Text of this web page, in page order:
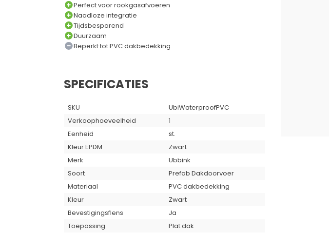
Perfect voor rookgasafvoeren
Naadloze integratie
Tijdsbesparend
Duurzaam
Beperkt tot PVC dakbedekking
SPECIFICATIES
SKU
UbiWaterproofPVC
Verkoophoeveelheid
1
Eenheid
st.
Kleur EPDM
Zwart
Merk
Ubbink
Soort
Prefab Dakdoorvoer
Materiaal
PVC dakbedekking
Kleur
Zwart
Bevestigingsflens
Ja
Toepassing
Plat dak